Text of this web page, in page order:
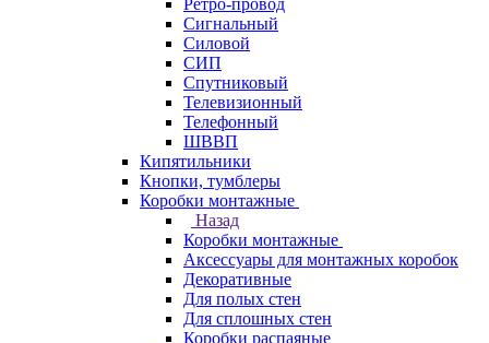
Сигнальный
Силовой
СИП
Спутниковый
Телевизионный
Телефонный
ШВВП
Кипятильники
Кнопки, тумблеры
Коробки монтажные
Назад
Коробки монтажные
Аксессуары для монтажных коробок
Декоративные
Для полых стен
Для сплошных стен
Коробки распаяные